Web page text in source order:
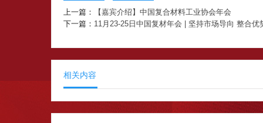
上一篇：
【嘉宾介绍】中国复合材料工业协会年会
下一篇： 11月23-25日中国复材年会 | 坚持市场导向 整合优
相关内容